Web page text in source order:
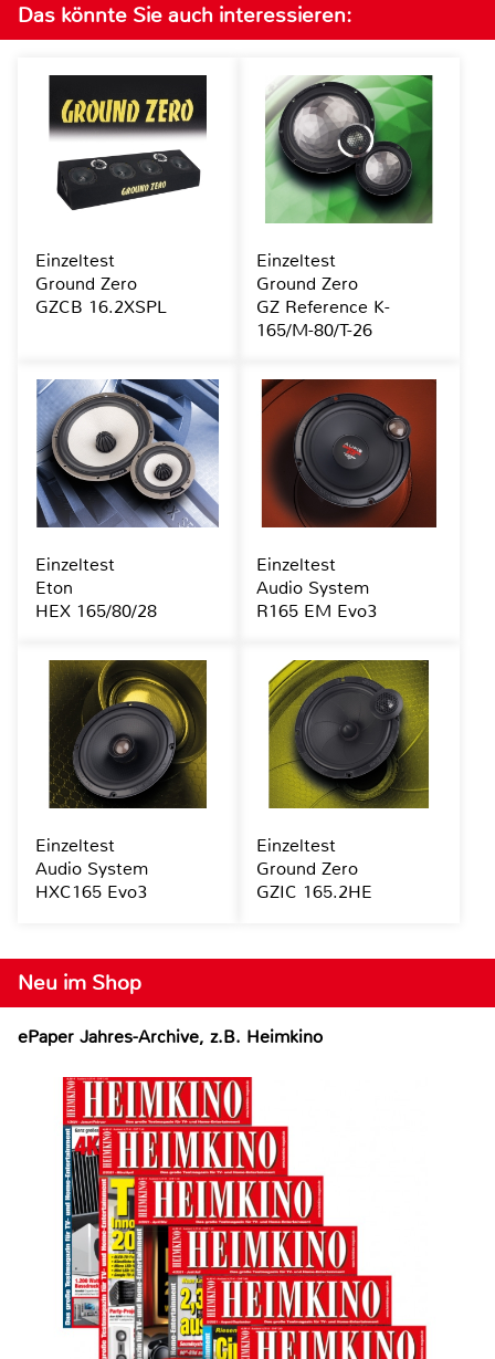
Neu im Shop
ePaper Jahres-Archive, z.B. Heimkino
Das könnte Sie auch interessieren:
Einzeltest
Ground Zero
GZCB 16.2XSPL
Einzeltest
Ground Zero
GZ Reference K-
165/M-80/T-26
Einzeltest
Eton
HEX 165/80/28
Einzeltest
Audio System
R165 EM Evo3
Einzeltest
Audio System
HXC165 Evo3
Einzeltest
Ground Zero
GZIC 165.2HE